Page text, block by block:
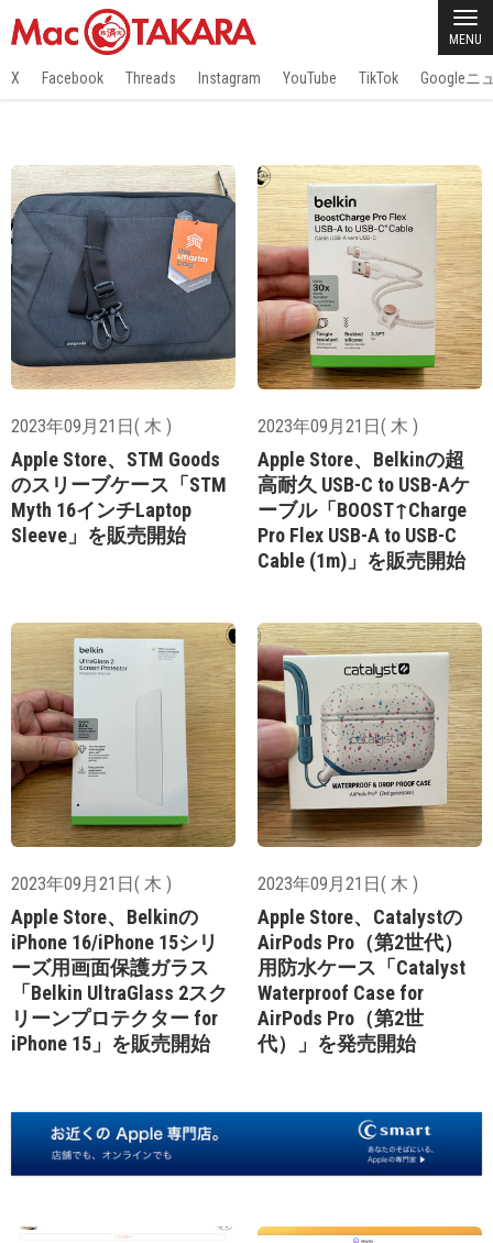
MENU
X Facebook Threads Instagram YouTube TikTok Googleニ
2023年09月21日( 木 )
Apple Store、STM Goods
のスリーブケース「STM
Myth 16インチLaptop
Sleeve」を販売開始
2023年09月21日( 木 )
Apple Store、Belkinの超
高耐久 USB-C to USB-Aケ
ーブル「BOOST↑Charge
Pro Flex USB-A to USB-C
Cable (1m)」を販売開始
2023年09月21日( 木 )
Apple Store、Belkinの
iPhone 16/iPhone 15シリ
ーズ用画面保護ガラス
「Belkin UltraGlass 2スク
リーンプロテクター for
iPhone 15」を販売開始
2023年09月21日( 木 )
Apple Store、Catalystの
AirPods Pro（第2世代）
用防水ケース「Catalyst
Waterproof Case for
AirPods Pro（第2世
代）」を発売開始